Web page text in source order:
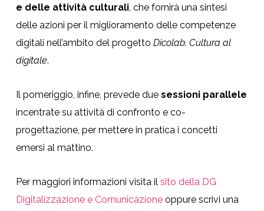
e delle attività culturali, che fornirà una sintesi
delle azioni per il miglioramento delle competenze
digitali nell’ambito del progetto Dicolab. Cultura al
digitale.
Il pomeriggio, infine, prevede due sessioni parallele
incentrate su attività di confronto e co-
progettazione, per mettere in pratica i concetti
emersi al mattino.
Per maggiori informazioni visita ilsito della DG
Digitalizzazione e Comunicazioneoppure scrivi una